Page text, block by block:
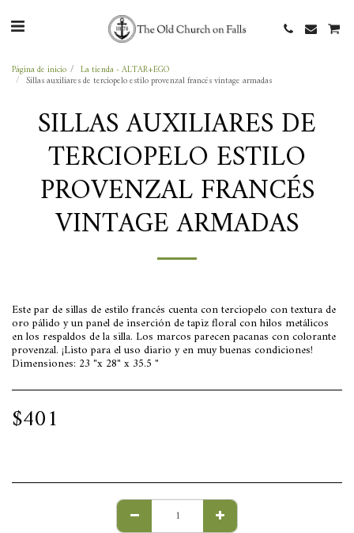
Página de inicio La tienda - ALTAR+EGO
Sillas auxiliares de terciopelo estilo provenzal francés vintage armadas
SILLAS AUXILIARES DE
TERCIOPELO ESTILO
PROVENZAL FRANCÉS
VINTAGE ARMADAS
Este par de sillas de estilo francés cuenta con terciopelo con textura de
oro pálido y un panel de inserción de tapiz floral con hilos metálicos
en los respaldos de la silla. Los marcos parecen pacanas con colorante
provenzal. ¡Listo para el uso diario y en muy buenas condiciones!
Dimensiones: 23 "x 28" x 35.5 "
$401